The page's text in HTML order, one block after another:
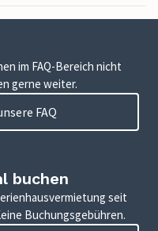
im FAQ-Bereich nicht
gerne weiter.
FAQ
buchen
seit
Buchungsgebühren.